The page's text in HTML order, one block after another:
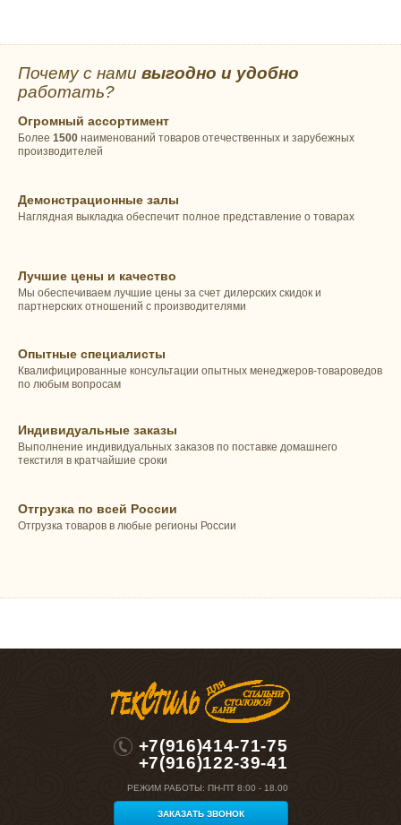
Почему с нами выгодно и удобно
работать?
Огромный ассортимент
Более 1500 наименований товаров отечественных и зарубежных
производителей
Демонстрационные залы
Наглядная выкладка обеспечит полное представление о товарах
Лучшие цены и качество
Мы обеспечиваем лучшие цены за счет дилерских скидок и
партнерских отношений с производителями
Опытные специалисты
Квалифицированные консультации опытных менеджеров-товароведов
по любым вопросам
Индивидуальные заказы
Выполнение индивидуальных заказов по поставке домашнего
текстиля в кратчайшие сроки
Отгрузка по всей России
Отгрузка товаров в любые регионы России
+7(916)414-71-75
+7(916)122-39-41
РЕЖИМ РАБОТЫ: ПН-ПТ 8:00 - 18.00
ЗАКАЗАТЬ ЗВОНОК